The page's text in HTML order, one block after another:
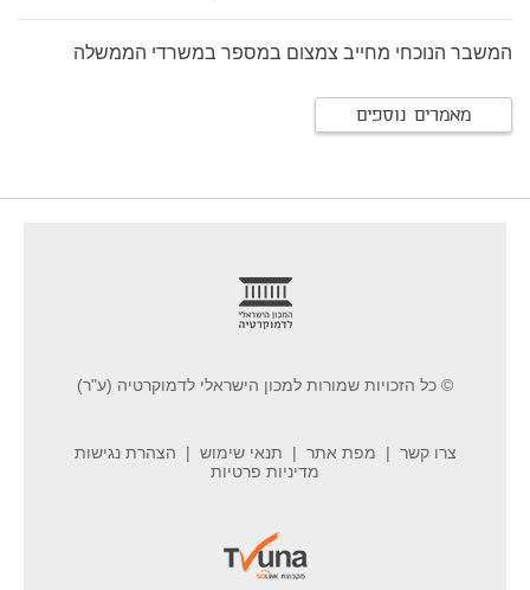
המשבר הנוכחי מחייב צמצום במספר במשרדי הממשלה
מאמרים נוספים
© כל הזכויות שמורות למכון הישראלי לדמוקרטיה (ע"ר)
צרו קשר מפת אתר תנאי שימוש
הצהרת נגישות
מדיניות פרטיות